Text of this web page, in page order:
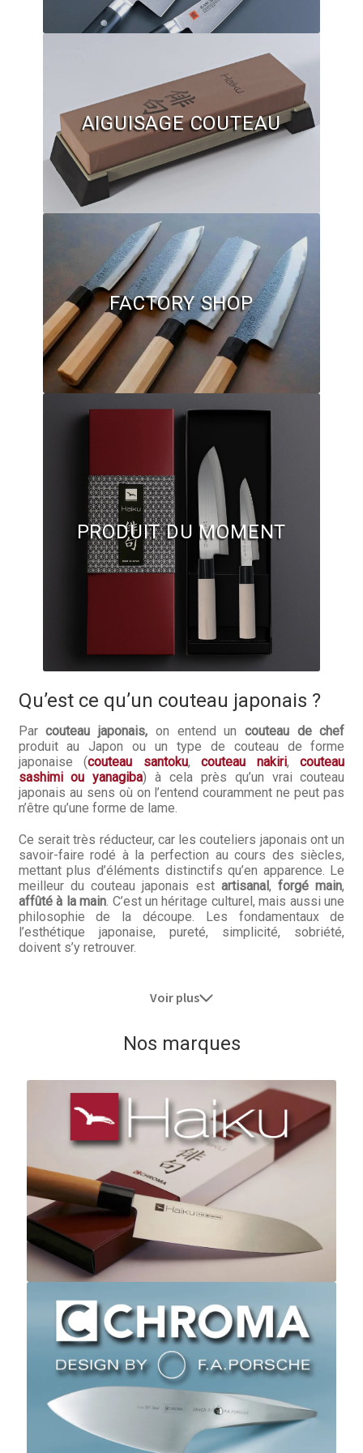
Mentions légales
Mon Compte
Partenaires
Politique de confidentialité
Politique en matière de remboursements et de retours
Questions / Réponses
Revue de presse
Téléchargements
Thank you for booking
Trouver mon magasin
AIGUISAGE COUTEAU
FACTORY SHOP
PRODUIT DU MOMENT
Qu’est ce qu’un couteau japonais ?
Parcouteau japonais, on entend un couteau de chef
produit au Japon ou un type de couteau de forme
japonaise (couteau santoku,couteau nakiri,couteau
sashimi ou yanagiba) à cela près qu’un vrai couteau
japonais au sens où on l’entend couramment ne peut pas
n’être qu’une forme de lame.
Ce serait très réducteur, car les couteliers japonais ont un
savoir-faire rodé à la perfection au cours des siècles,
mettant plus d’éléments distinctifs qu’en apparence. Le
meilleur du couteau japonais est artisanal ,forgé main,
affûté à la main. C’est un héritage culturel, mais aussi une
philosophie de la découpe. Les fondamentaux de
l’esthétique japonaise, pureté, simplicité, sobriété,
doivent s’y retrouver.
Voir plus
Nos marques